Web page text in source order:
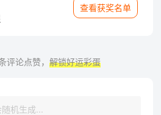
查看获奖名单
评论点赞，解锁好运彩蛋